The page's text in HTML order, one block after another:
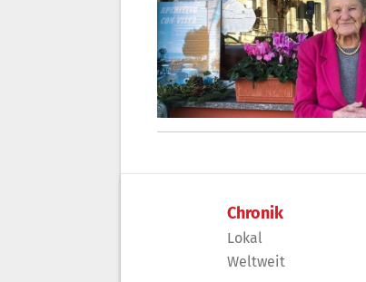
Chronik
Lokal
Weltweit